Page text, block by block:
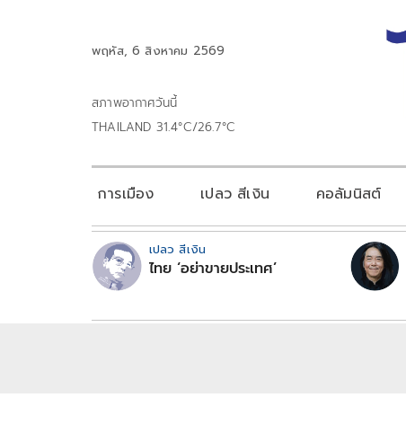
พฤหัส, 6 สิงหาคม 2569
สภาพอากาศวันนี้
THAILAND 31.4°C/26.7°C
การเมือง เปลว สีเงิน คอลัมนิสต์
เปลว สีเงิน
ไทย ‘อย่าขายประเทศ’